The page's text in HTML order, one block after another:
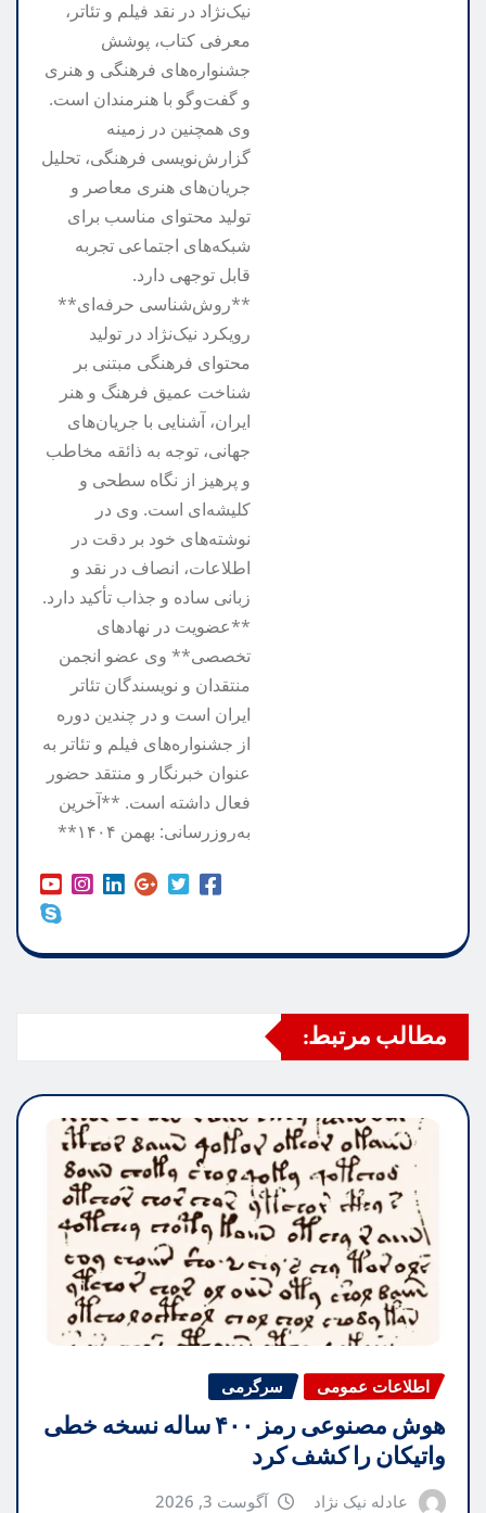
نیک‌نژاد در نقد فیلم و تئاتر،
معرفی کتاب، پوشش
جشنواره‌های فرهنگی و هنری
و گفت‌وگو با هنرمندان است.
وی همچنین در زمینه
گزارش‌نویسی فرهنگی، تحلیل
جریان‌های هنری معاصر و
تولید محتوای مناسب برای
شبکه‌های اجتماعی تجربه
قابل توجهی دارد.
**روش‌شناسی حرفه‌ای**
رویکرد نیک‌نژاد در تولید
محتوای فرهنگی مبتنی بر
شناخت عمیق فرهنگ و هنر
ایران، آشنایی با جریان‌های
جهانی، توجه به ذائقه مخاطب
و پرهیز از نگاه سطحی و
کلیشه‌ای است. وی در
نوشته‌های خود بر دقت در
اطلاعات، انصاف در نقد و
زبانی ساده و جذاب تأکید دارد.
**عضویت در نهادهای
تخصصی** وی عضو انجمن
منتقدان و نویسندگان تئاتر
ایران است و در چندین دوره
از جشنواره‌های فیلم و تئاتر به
عنوان خبرنگار و منتقد حضور
فعال داشته است. **آخرین
به‌روزرسانی: بهمن ۱۴۰۴**
مطالب مرتبط:
اطلاعات عمومی سرگرمی
هوش مصنوعی رمز ۴۰۰ ساله نسخه خطی
واتیکان را کشف کرد
عادله نیک نژاد آگوست 3, 2026